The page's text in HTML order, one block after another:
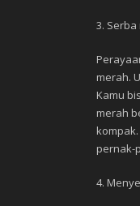
3.
merah.
Kamu
merah
pernak-
4.